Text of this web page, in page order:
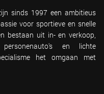
sinds 1997 een ambitieus
voor sportieve en snelle
bestaan uit in- en verkoop,
en lichte
het omgaan met